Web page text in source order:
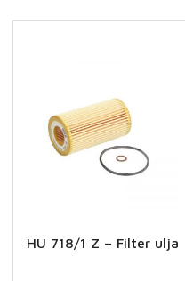
količina
HU 718/1 Z – Filter ulja